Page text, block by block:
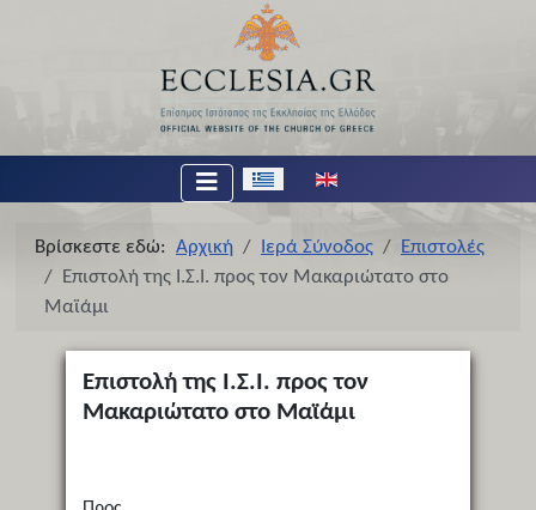
Επιλέξτε τη γλώσσα σας
Βρίσκεστε εδώ: Αρχική Ιερά Σύνοδος
Επιστολές
Επιστολή της Ι.Σ.Ι. προς τον Μακαριώτατο στο
Μαϊάμι
Επιστολή της Ι.Σ.Ι. προς τον
Μακαριώτατο στο Μαϊάμι